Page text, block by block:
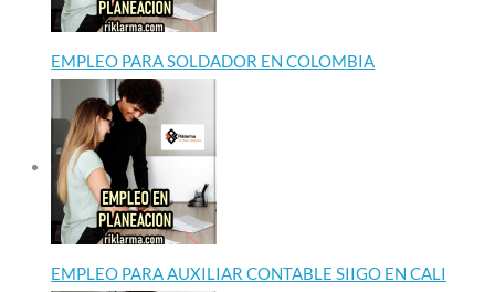
EMPLEO PARA SOLDADOR EN COLOMBIA
EMPLEO PARA AUXILIAR CONTABLE SIIGO EN CALI